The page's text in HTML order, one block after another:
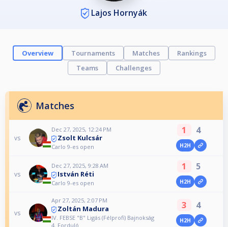
Lajos Hornyák
Overview Tournaments Matches
Rankings
Teams
Challenges
Matches
vs
Dec 27, 2025, 12:24 PM
Zsolt Kulcsár
Carlo 9-es open
1 4
H2H
vs
Dec 27, 2025, 9:28 AM
István Réti
Carlo 9-es open
1 5
H2H
vs
Apr 27, 2025, 2:07 PM
Zoltán Madura
IV. FEBSE "B" Ligás (Félprofi) Bajnokság
4. Forduló
3 4
H2H